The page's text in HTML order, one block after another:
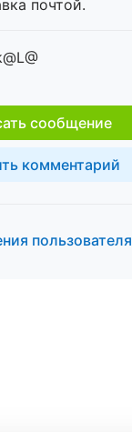
почтой.
сообщение
комментарий
пользователя